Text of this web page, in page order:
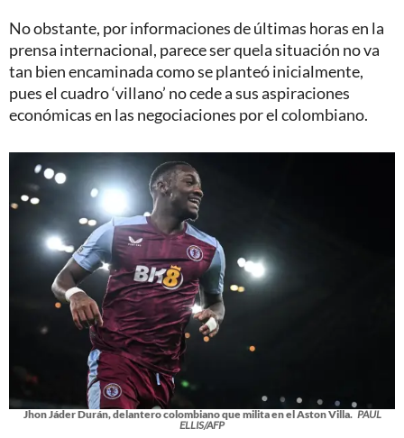
No obstante, por informaciones de últimas horas en la
prensa internacional, parece ser quela situación no va
tan bien encaminada como se planteó inicialmente,
pues el cuadro ‘villano’ no cede a sus aspiraciones
económicas en las negociaciones por el colombiano.
Jhon Jáder Durán, delantero colombiano que milita en el Aston Villa. PAUL
ELLIS/AFP